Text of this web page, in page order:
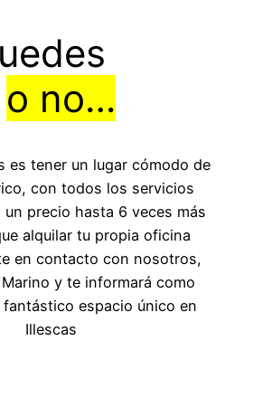
o no…
es tener un lugar cómodo de
con todos los servicios
un precio hasta 6 veces más
alquilar tu propia oficina
en contacto con nosotros,
y te informará como
espacio único en
Illescas